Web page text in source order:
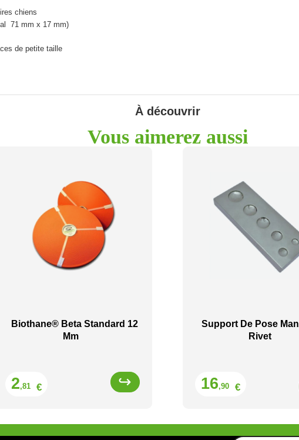
chiens
71 mm x 17 mm)
de petite taille
À découvrir
Vous aimerez aussi
Biothane® Beta Standard 12
Mm
2,81 €
Support De Pose
Rivet
16,90 €